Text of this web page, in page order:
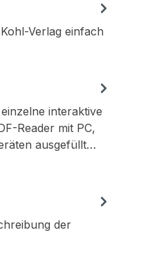
Verlag einfach
interaktive
Reader mit PC,
ausgefüllt…
der